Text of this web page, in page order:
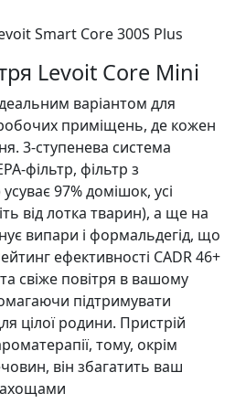
Levoit Core Mini
варіантом для
приміщень, де кожен
3-ступенева система
фільтр, фільтр з
97% домішок, усі
від лотка тварин), а ще на
випари і формальдегід, що
ефективності CADR 46+
свіже повітря в вашому
підтримувати
цілої родини. Пристрій
тому, окрім
він збагатить ваш